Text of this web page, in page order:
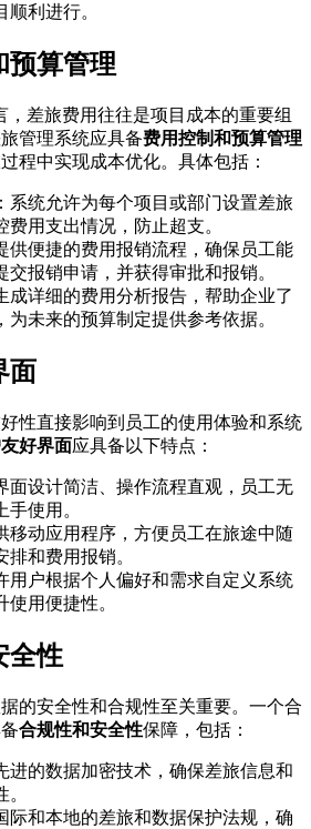
利进行。
预算管理
，差旅费用往往是项目成本的重要组
管理系统应具备费用控制和预算管理
程中实现成本优化。具体包括：
：系统允许为每个项目或部门设置差旅
费用支出情况，防止超支。
供便捷的费用报销流程，确保员工能
交报销申请，并获得审批和报销。
成详细的费用分析报告，帮助企业了
为未来的预算制定提供参考依据。
面
性直接影响到员工的使用体验和系统
好界面应具备以下特点：
面设计简洁、操作流程直观，员工无
使用。
移动应用程序，方便员工在旅途中随
和费用报销。
用户根据个人偏好和需求自定义系统
用便捷性。
全性
的安全性和合规性至关重要。一个合
合规性和安全性保障，包括：
进的数据加密技术，确保差旅信息和
际和本地的差旅和数据保护法规，确